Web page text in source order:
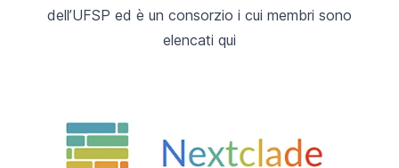
dell’UFSP ed è un consorzio i cui membri sono
elencati qui